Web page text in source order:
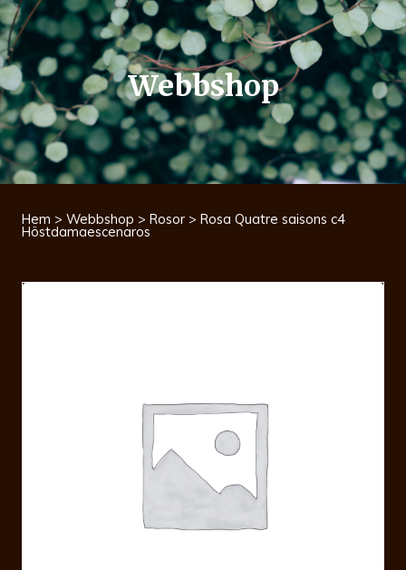
Webbshop
Hem > Webbshop > Rosor > Rosa Quatre saisons c4
Höstdamaescenaros